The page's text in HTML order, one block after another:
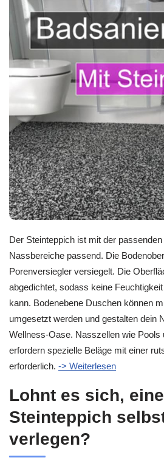
Der Steinteppich ist mit der
Nassbereiche passend. Die
Porenversiegler versiegelt. Die
abgedichtet, sodass keine
kann. Bodenebene Duschen können
umgesetzt werden und gestalten dein
Wellness-Oase. Nasszellen wie Pools
erfordern spezielle Beläge mit einer
erforderlich. -> Weiterlesen
Lohnt es sich,
Steinteppich
verlegen?